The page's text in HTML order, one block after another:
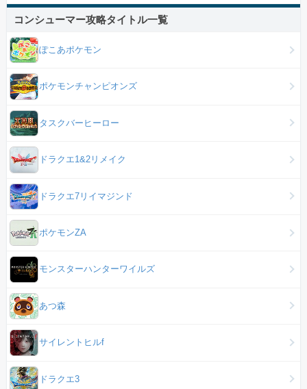
コンシューマー攻略タイトル一覧
ぽこあポケモン
ポケモンチャンピオンズ
タスクバーヒーロー
ドラクエ1&2リメイク
ドラクエ7リイマジンド
ポケモンZA
モンスターハンターワイルズ
あつ森
サイレントヒルf
ドラクエ3